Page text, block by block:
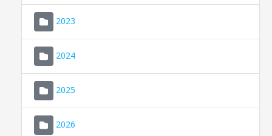
2023
2024
2025
2026